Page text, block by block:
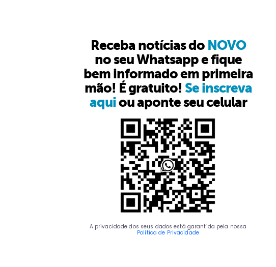
Receba notícias do NOVO
no seu Whatsapp e fique
bem informado em primeira
mão! É gratuito! Se inscreva
aquiou aponte seu celular
A privacidade dos seus dados está garantida pela nossa
Política de Privacidade